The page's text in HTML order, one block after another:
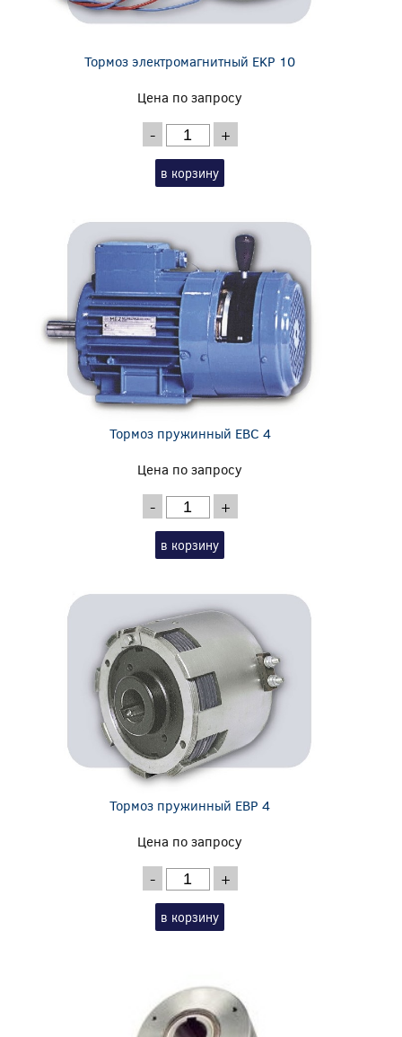
Тормоз электромагнитный EKP 10
Цена по запросу
- +
в корзину
Тормоз пружинный EBC 4
Цена по запросу
- +
в корзину
Тормоз пружинный EBP 4
Цена по запросу
- +
в корзину